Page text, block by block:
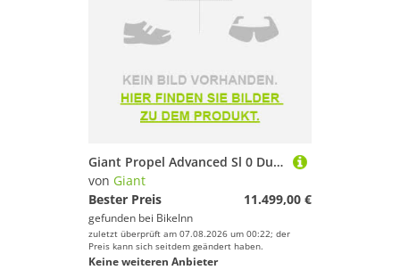
Giant Propel Advanced Sl 0 Dura-ace Di2 Road Bike Weiß S
von Giant
Bester Preis
11.499,00 €
gefunden bei BikeInn
zuletzt überprüft am 07.08.2026 um 00:22; der
Preis kann sich seitdem geändert haben.
Keine weiteren Anbieter